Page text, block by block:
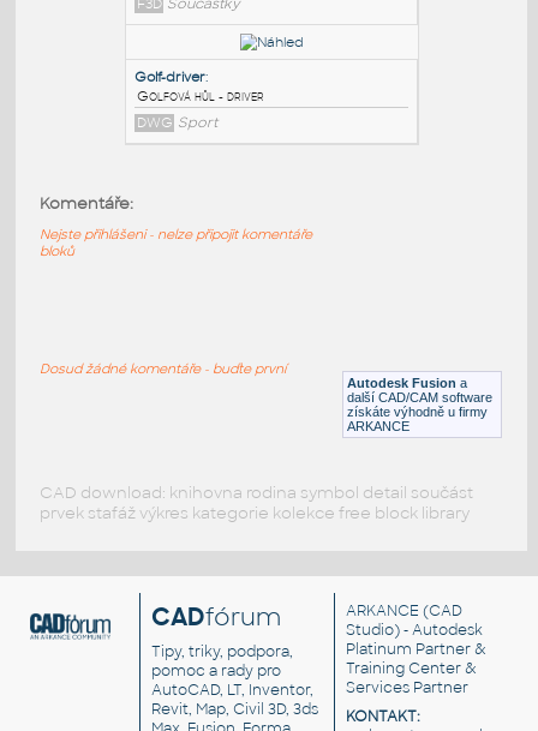
858 Stepper Motor 5VDC:
858 Stepper Motor 5VDC
F3D Součástky
324 NEMA-17 Stepper Motor
Golfová hůl - driver
Autodesk Fusion a
další CAD/CAM software
získáte výhodně u firmy
ARKANCE
Komentáře:
Nejste přihlášeni - nelze připojit komentáře
bloků
Dosud žádné komentáře - buďte první
CAD download: knihovna rodina symbol detail součást
prvek stafáž výkres kategorie kolekce free block library
CADfórum
Tipy, triky, podpora,
pomoc a rady pro
AutoCAD, LT, Inventor,
Revit, Map, Civil 3D, 3ds
ARKANCE (CAD
Studio) - Autodesk
Platinum Partner &
Training Center &
Services Partner
KONTAKT: